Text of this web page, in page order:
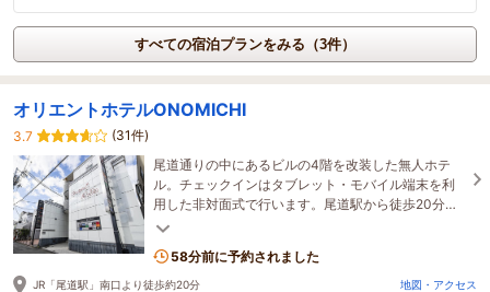
すべての宿泊プランをみる（3件）
オリエントホテルONOMICHI
3.7
(31件)
尾道通りの中にあるビルの4階を改装した無人ホテ
ル。チェックインはタブレット・モバイル端末を利
用した非対面式で行います。尾道駅から徒歩20分。
千光寺山ロープウェイなど尾道観光に最適◎
58分前に予約されました
JR「尾道駅」南口より徒歩約20分 地図・アクセス